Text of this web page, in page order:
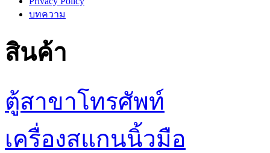
บทความ
สินค้า
ตู้สาขาโทรศัพท์
เครื่องสแกนนิ้วมือ